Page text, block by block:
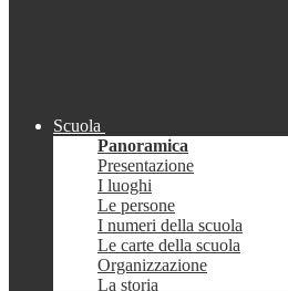
Scuola
Panoramica
Presentazione
I luoghi
Le persone
I numeri della scuola
Le carte della scuola
Organizzazione
La storia